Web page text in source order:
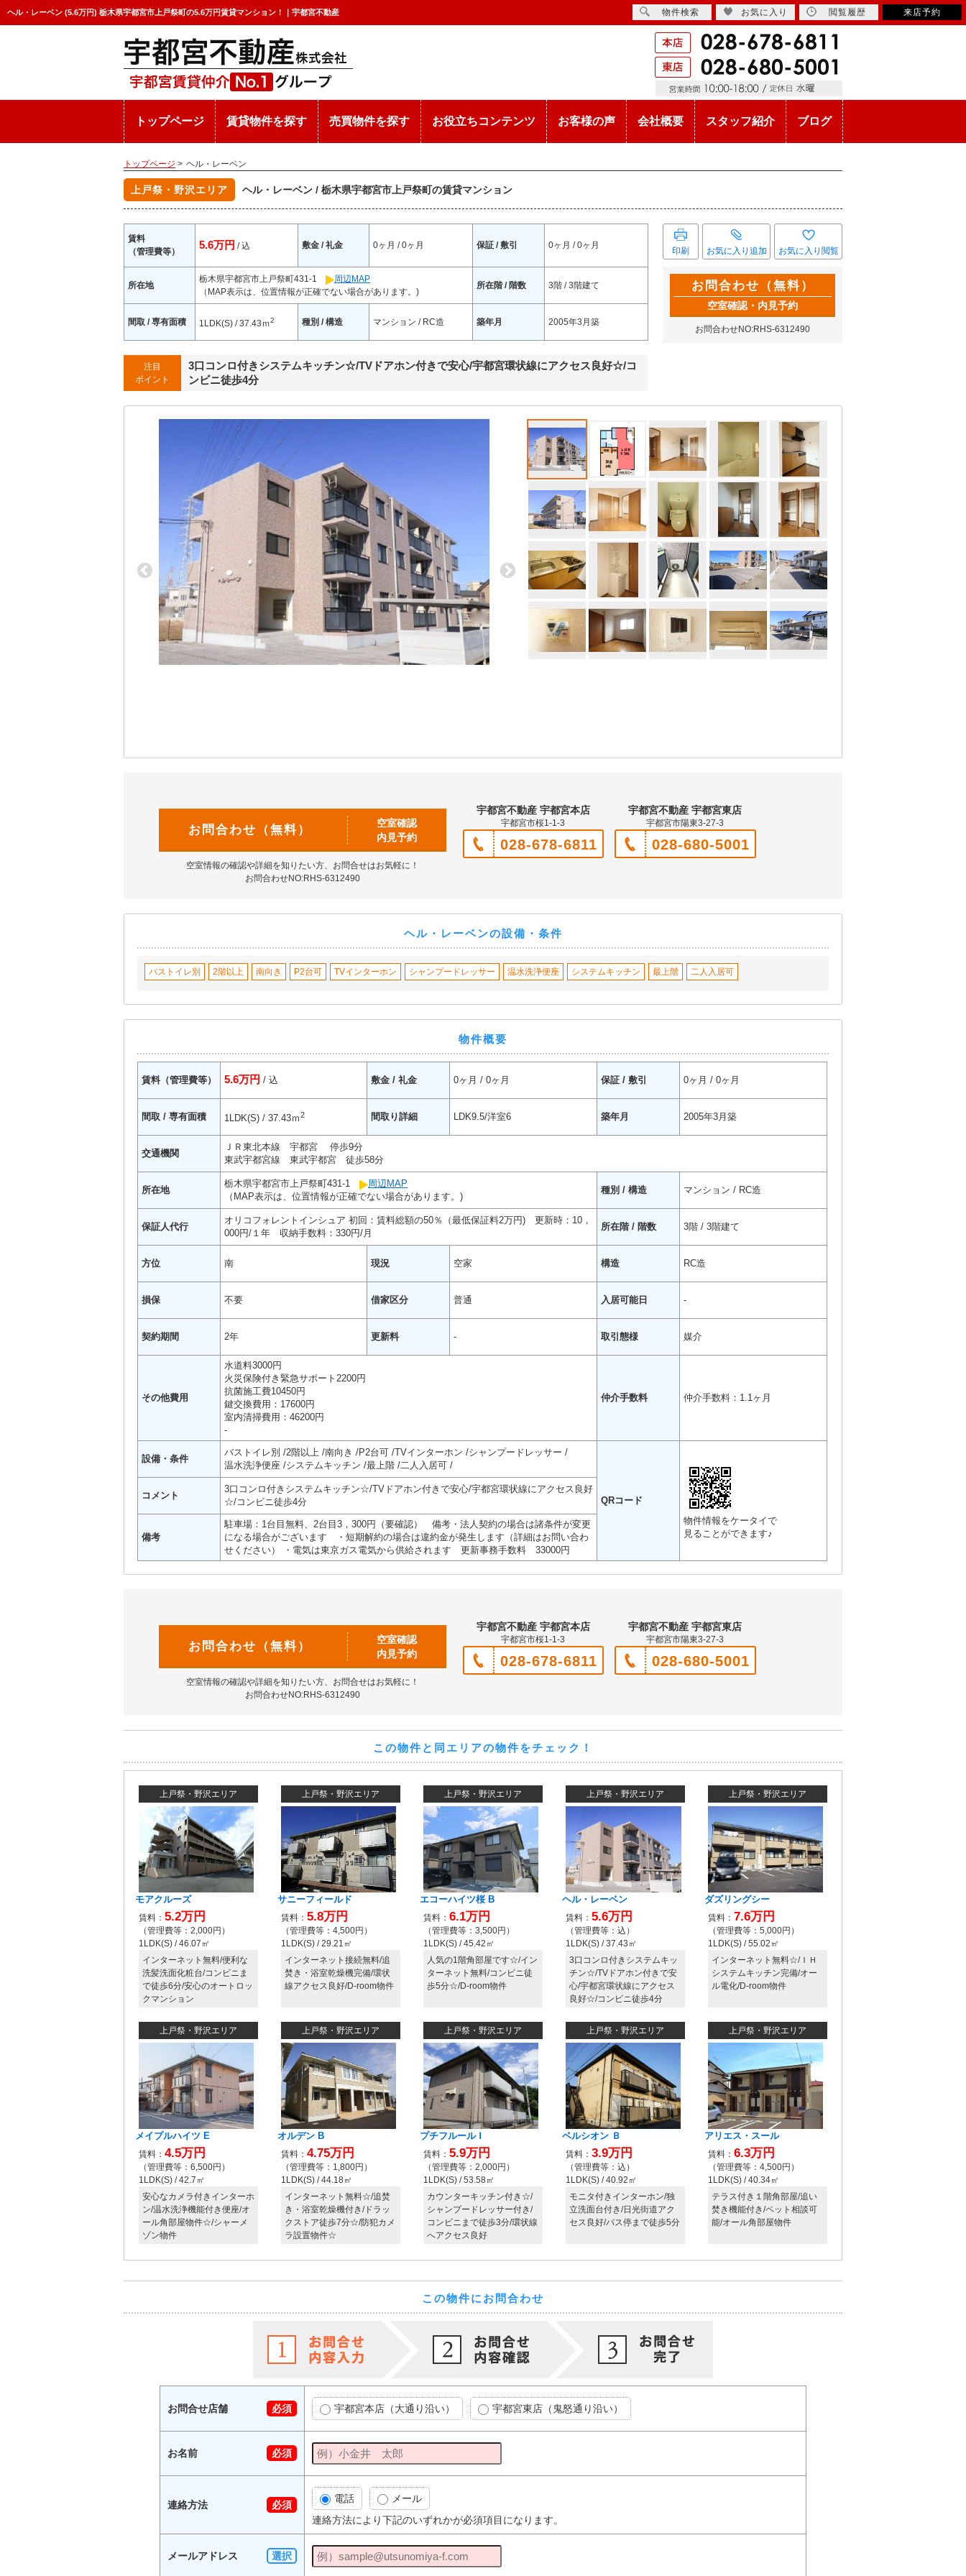
ヘル・レーベン (5.6万円) 栃木県宇都宮市上戸祭町の5.6万円賃貸マンション！｜宇都宮不動産 物件検索 お気に入り 閲覧履歴 来店予約
トップページ 賃貸物件を探す 売買物件を探す お役立ちコンテンツ お客様の声 会社概要 スタッフ紹介 ブログ
トップページ > ヘル・レーベン
上戸祭・野沢エリア ヘル・レーベン / 栃木県宇都宮市上戸祭町の賃貸マンション
賃料
（管理費等）
5.6万円 / 込 敷金 / 礼金 0ヶ月 / 0ヶ月 保証 / 敷引 0ヶ月 / 0ヶ月
所在地
栃木県宇都宮市上戸祭町431-1
周辺MAP
（MAP表示は、位置情報が正確でない場合があります。)
所在階 / 階数 3階 / 3階建て
間取 / 専有面積 1LDK(S) / 37.43ｍ2 種別 / 構造 マンション / RC造 築年月 2005年3月築
注目
ポイント
3口コンロ付きシステムキッチン☆/TVドアホン付きで安心/宇都宮環状線にアクセス良好☆/コ
ンビニ徒歩4分
印刷 お気に入り追加 お気に入り閲覧
お問合わせ（無料）
空室確認・内見予約
お問合わせNO:RHS-6312490
お問合わせ（無料）
空室確認
内見予約
空室情報の確認や詳細を知りたい方、お問合せはお気軽に！
お問合わせNO:RHS-6312490
宇都宮不動産 宇都宮本店
宇都宮市桜1-1-3
028-678-6811
宇都宮不動産 宇都宮東店
宇都宮市陽東3-27-3
028-680-5001
ヘル・レーベンの設備・条件
バストイレ別 2階以上 南向き P2台可 TVインターホン シャンプードレッサー 温水洗浄便座 システムキッチン 最上階 二人入居可
物件概要
賃料（管理費等） 5.6万円 / 込 敷金 / 礼金 0ヶ月 / 0ヶ月 保証 / 敷引 0ヶ月 / 0ヶ月
間取 / 専有面積 1LDK(S) / 37.43ｍ2 間取り詳細 LDK9.5/洋室6 築年月 2005年3月築
交通機関
ＪＲ東北本線 宇都宮 停歩9分
東武宇都宮線 東武宇都宮 徒歩58分
所在地
栃木県宇都宮市上戸祭町431-1
周辺MAP
（MAP表示は、位置情報が正確でない場合があります。)
種別 / 構造 マンション / RC造
保証人代行
オリコフォレントインシュア 初回：賃料総額の50％（最低保証料2万円) 更新時：10，
000円/１年 収納手数料：330円/月
所在階 / 階数 3階 / 3階建て
方位 南 現況 空家 構造 RC造
損保 不要 借家区分 普通 入居可能日 -
契約期間 2年 更新料 - 取引態様 媒介
その他費用
水道料3000円
火災保険付き緊急サポート2200円
抗菌施工費10450円
鍵交換費用：17600円
室内清掃費用：46200円
-
仲介手数料 仲介手数料：1.1ヶ月
設備・条件
バストイレ別 2階以上 南向き P2台可 TVインターホン
シャンプードレッサー
温水洗浄便座 システムキッチン 最上階 二人入居可
QRコード
物件情報をケータイで
見ることができます♪
コメント
3口コンロ付きシステムキッチン☆/TVドアホン付きで安心/宇都宮環状線にアクセス良好
☆/コンビニ徒歩4分
備考
駐車場：1台目無料、2台目3，300円（要確認） 備考・法人契約の場合は諸条件が変更
になる場合がございます ・短期解約の場合は違約金が発生します（詳細はお問い合わ
せください） ・電気は東京ガス電気から供給されます 更新事務手数料 33000円
お問合わせ（無料）
空室確認
内見予約
空室情報の確認や詳細を知りたい方、お問合せはお気軽に！
お問合わせNO:RHS-6312490
宇都宮不動産 宇都宮本店
宇都宮市桜1-1-3
028-678-6811
宇都宮不動産 宇都宮東店
宇都宮市陽東3-27-3
028-680-5001
この物件と同エリアの物件をチェック！
この物件にお問合わせ
お問合せ店舗 必須 宇都宮本店（大通り沿い） 宇都宮東店（鬼怒通り沿い）
お名前 必須
連絡方法 必須
電話
メール
連絡方法により下記のいずれかが必須項目になります。
メールアドレス 選択